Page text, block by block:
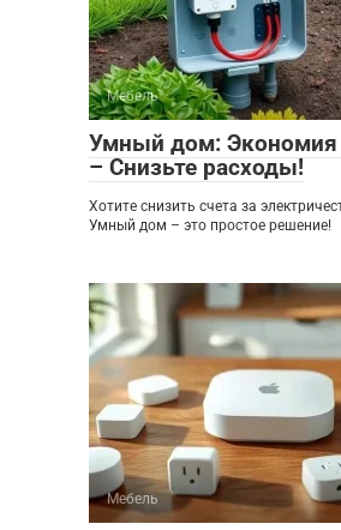
Мебель
Умный дом: Экономия
– Снизьте расходы!
Хотите снизить счета за
Умный дом – это простое решение!
Мебель